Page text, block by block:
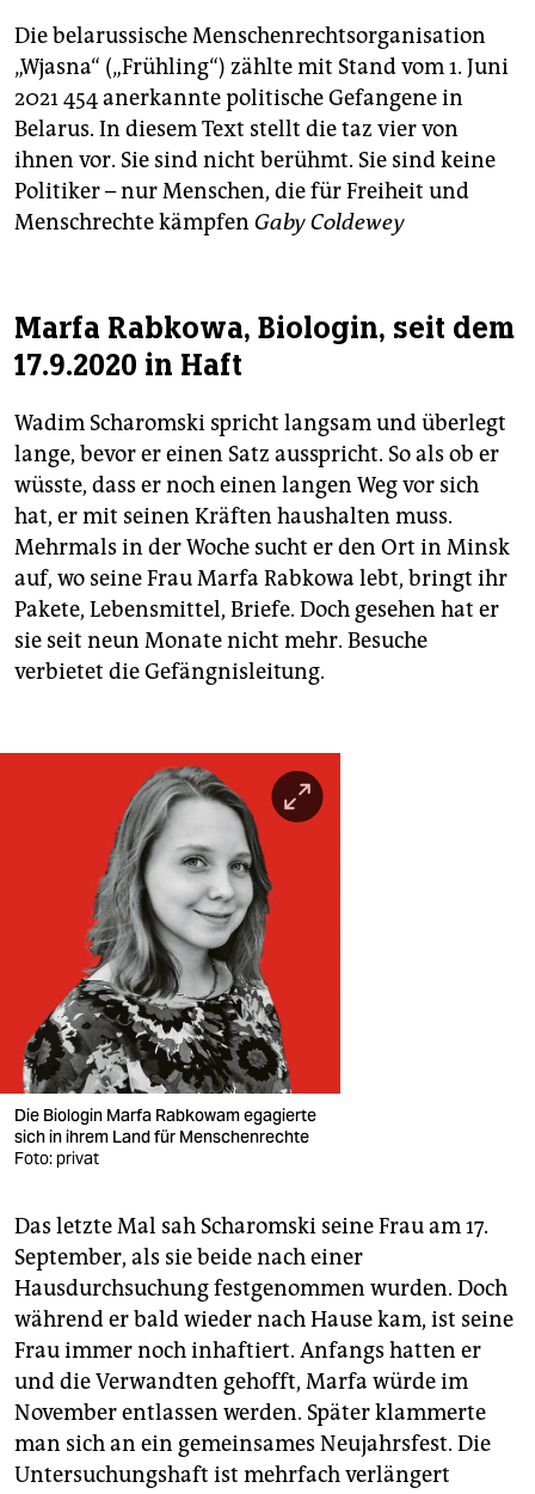
Die belarussische Menschenrechtsorganisation
„Wjasna“ („Frühling“) zählte mit Stand vom 1. Juni
2021 454 anerkannte politische Gefangene in
Belarus. In diesem Text stellt die taz vier von
ihnen vor. Sie sind nicht berühmt. Sie sind keine
Politiker – nur Menschen, die für Freiheit und
Menschrechte kämpfen Gaby Coldewey
Marfa Rabkowa, Biologin, seit dem
17.9.2020 in Haft
Wadim Scharomski spricht langsam und überlegt
lange, bevor er einen Satz ausspricht. So als ob er
wüsste, dass er noch einen langen Weg vor sich
hat, er mit seinen Kräften haushalten muss.
Mehrmals in der Woche sucht er den Ort in Minsk
auf, wo seine Frau Marfa Rabkowa lebt, bringt ihr
Pakete, Lebensmittel, Briefe. Doch gesehen hat er
sie seit neun Monate nicht mehr. Besuche
verbietet die Gefängnisleitung.
Die Biologin Marfa Rabkowam egagierte
sich in ihrem Land für Menschenrechte
Foto: privat
Das letzte Mal sah Scharomski seine Frau am 17.
September, als sie beide nach einer
Hausdurchsuchung festgenommen wurden. Doch
während er bald wieder nach Hause kam, ist seine
Frau immer noch inhaftiert. Anfangs hatten er
und die Verwandten gehofft, Marfa würde im
November entlassen werden. Später klammerte
man sich an ein gemeinsames Neujahrsfest. Die
Untersuchungshaft ist mehrfach verlängert